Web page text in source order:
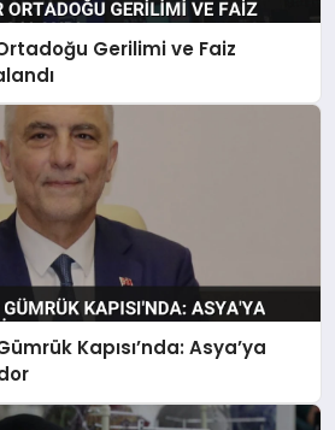
Gerilimi ve Faiz
Kapısı’nda: Asya’ya